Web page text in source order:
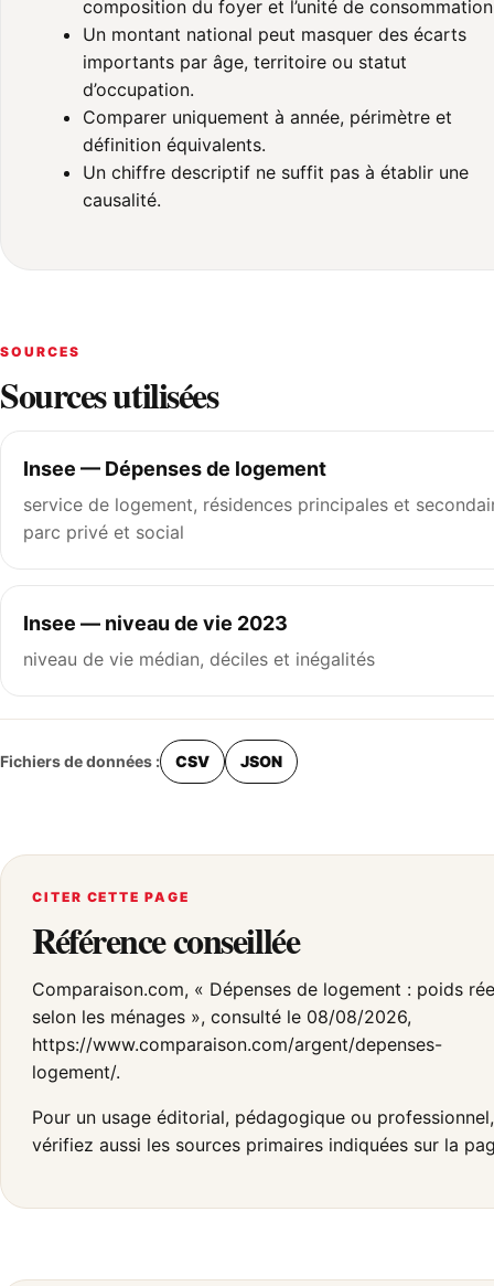
composition du foyer et l’unité de
Un montant national peut masquer des écarts
importants par âge, territoire ou statut
d’occupation.
Comparer uniquement à année, périmètre et
définition équivalents.
Un chiffre descriptif ne suffit pas à établir une
causalité.
SOURCES
Sources utilisées
Insee — Dépenses de logement
service de logement, résidences principales et
parc privé et social
Insee — niveau de vie 2023
niveau de vie médian, déciles et inégalités
Fichiers de données : CSV JSON
CITER CETTE PAGE
Référence conseillée
Comparaison.com, « Dépenses de logement : poids
selon les ménages », consulté le 08/08/2026,
https://www.comparaison.com/argent/depenses-
logement/.
Pour un usage éditorial, pédagogique ou professionnel,
vérifiez aussi les sources primaires indiquées sur la